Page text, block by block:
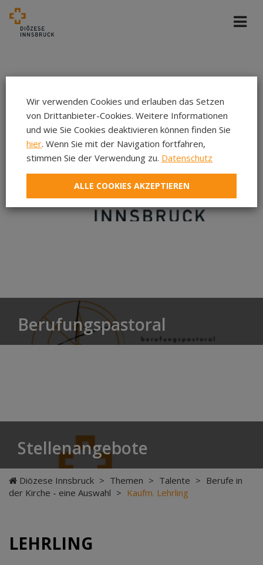
Berufungspastoral
Stellenangebote
Diözese Innsbruck > Themen > Talente > Berufe in
der Kirche - eine Auswahl > Kaufm. Lehrling
LEHRLING
Wir verwenden Cookies und erlauben das Setzen
von Drittanbieter-Cookies. Weitere Informationen
und wie Sie Cookies deaktivieren können finden Sie
hier. Wenn Sie mit der Navigation fortfahren,
stimmen Sie der Verwendung zu. Datenschutz
ALLE COOKIES AKZEPTIEREN